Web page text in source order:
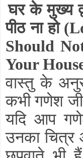
घर के मुख्य
पीठ ना हो
Should
Your
वास्तु के
कभी गणेश जी
यदि आप
उनका चित्र